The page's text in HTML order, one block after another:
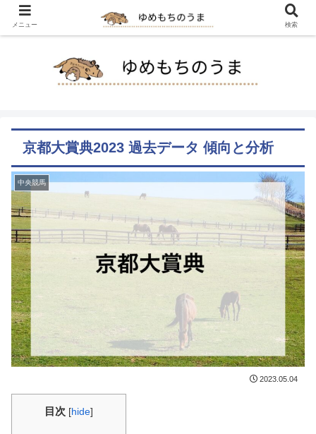
京都大賞典2023 過去データ 傾向と分析
中央競馬
2023.05.04
目次 [hide]
メニュー 検索